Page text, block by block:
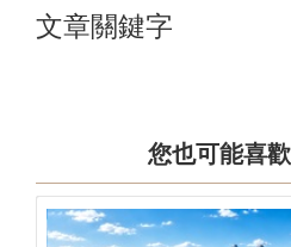
文章關鍵字
您也可能喜